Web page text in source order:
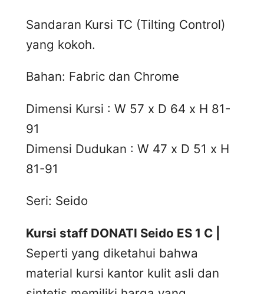
Sandaran Kursi TC (Tilting Control)
yang kokoh.
Bahan: Fabric dan Chrome
Dimensi Kursi : W 57 x D 64 x H 81-
91
Dimensi Dudukan : W 47 x D 51 x H
81-91
Seri: Seido
Kursi staff DONATI Seido ES 1 C |
Seperti yang diketahui bahwa
material kursi kantor kulit asli dan